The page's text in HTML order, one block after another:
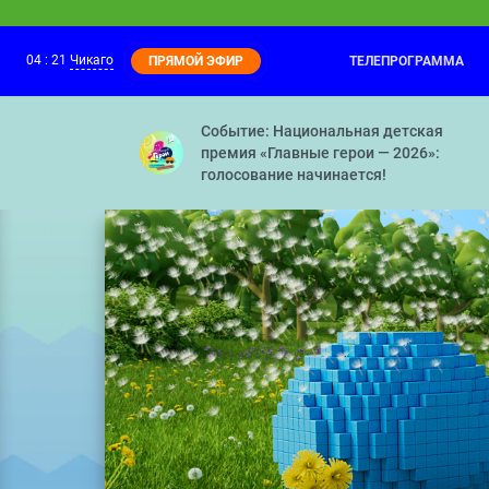
04 : 21 Чикаго ПРЯМОЙ ЭФИР ТЕЛЕПРОГРАММА
Событие: Национальная детская
премия «Главные герои — 2026»:
голосование начинается!